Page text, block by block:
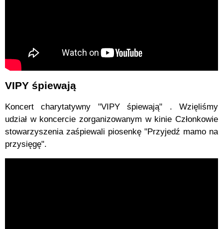
VIPY śpiewają
Koncert charytatywny "VIPY śpiewają" . Wzięliśmy
udział w koncercie zorganizowanym w kinie Członkowie
stowarzyszenia zaśpiewali piosenkę "Przyjedź mamo na
przysięgę".